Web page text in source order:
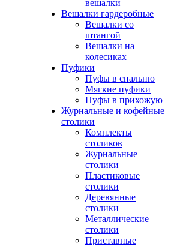
вешалки
Вешалки гардеробные
Вешалки со
штангой
Вешалки на
колесиках
Пуфики
Пуфы в спальню
Мягкие пуфики
Пуфы в прихожую
Журнальные и кофейные
столики
Комплекты
столиков
Журнальные
столики
Пластиковые
столики
Деревянные
столики
Металлические
столики
Приставные